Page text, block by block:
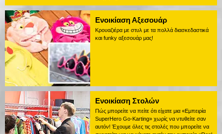
Ενοικίαση Αξεσουάρ
Κρουαζιέρα με στυλ με τα πολλά διασκεδαστικά
και funky αξεσουάρ μας!
Ενοικίαση Στολών
Πώς μπορείτε να πείτε ότι είχατε μια «Εμπειρία
SuperHero Go-Karting» χωρίς να ντυθείτε σαν
αυτόν! Έχουμε όλες τις στολές που μπορείτε να